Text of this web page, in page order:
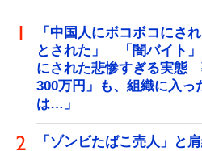
「中国人にボコボコにさ
とされた」 「闇バイト
にされた悲惨すぎる実態
300万円」も、組織に入っ
は…」
「ゾンビたばこ売人」と